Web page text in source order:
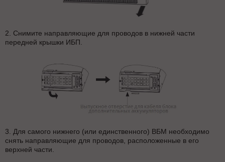
2. Снимите направляющие для проводов в нижней части
передней крышки ИБП.
3. Для самого нижнего (или единственного) ВБМ необходимо
снять направляющие для проводов, расположенные в его
верхней части.